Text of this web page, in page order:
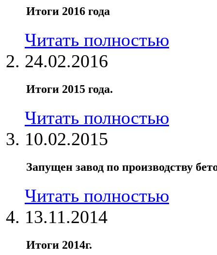
Итоги 2016 года
Читать полностью
24.02.2016
Итоги 2015 года.
Читать полностью
10.02.2015
Запущен завод по производству
Читать полностью
13.11.2014
Итоги 2014г.